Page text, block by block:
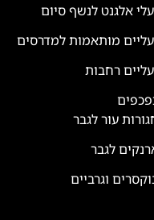
אלגנט לנשף סיום
מותאמות למדרסים
רחבות
עור לגבר
לגבר
וגרביים